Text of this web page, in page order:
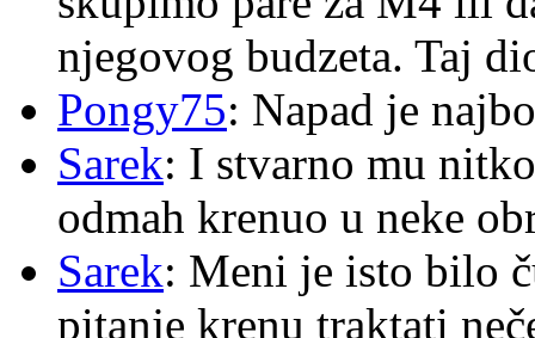
njegovog budzeta. Taj
Pongy75: Napad je
Sarek: I stvarno mu
odmah krenuo u neke
Sarek: Meni je isto bilo
pitanje krenu traktati